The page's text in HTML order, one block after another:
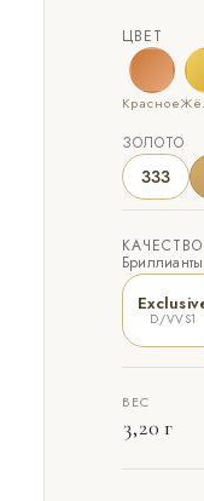
ЦВЕТ
Красное
ЗОЛОТО
333
D/VVS1
ВЕС
3,20 г